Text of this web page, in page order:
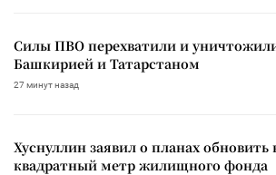
Силы ПВО перехватили и
Башкирией и Татарстаном
27 минут назад
Хуснуллин заявил о планах
квадратный метр жилищного фонда